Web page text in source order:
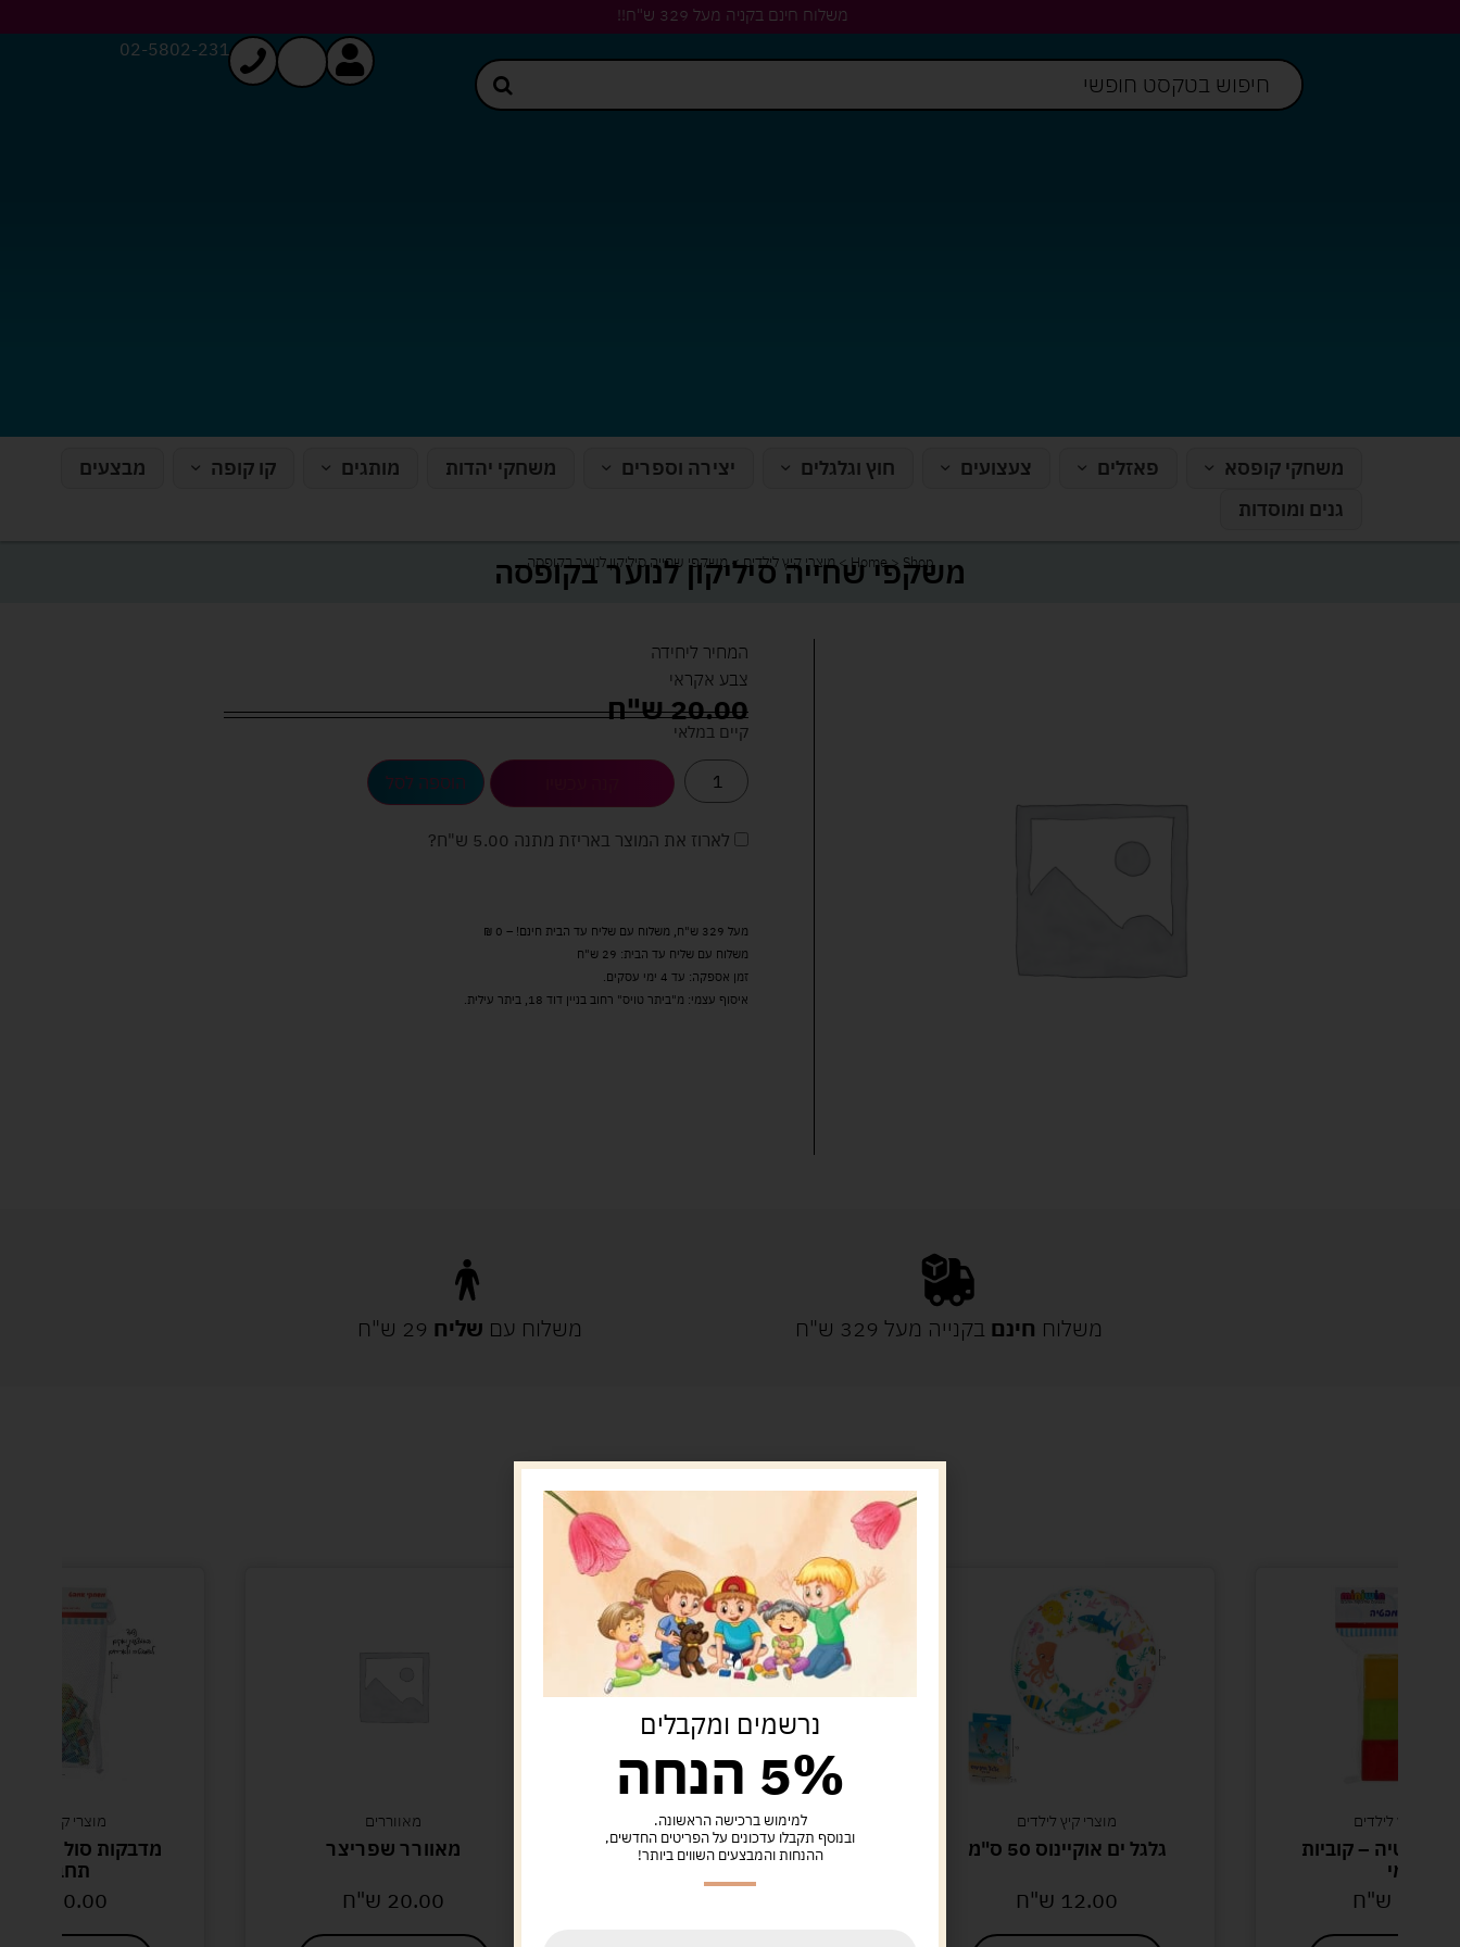
משלוח חינם בקניה מעל 329 ש"ח!!
02-5802-231
משחקי קופסא פאזלים צעצועים חוץ וגלגלים יצירה וספרים משחקי יהדות מותגים קו קופה
מבצעים
גנים ומוסדות
Home> Shop
>מוצרי קיץ לילדים>משקפי שחייה סיליקון לנוער בקופסה
משקפי שחייה סיליקון לנוער בקופסה
המחיר ליחידה
צבע אקראי
20.00ש"ח
קיים במלאי
הוספה לסל
לארוז את המוצר באריזת מתנה 5.00 ש"ח ?
מעל 329 ש"ח, משלוח עם שליח עד הבית חינם! – 0 ₪
משלוח עם שליח עד הבית: 29 ש"ח
זמן אספקה: עד 4 ימי עסקים.
איסוף עצמי: מ"ביתר טויס" רחוב בניין דוד 18, ביתר עילית.
משלוח חינם בקנייה מעל 329 ש"ח משלוח עם שליח 29 ש"ח
מוצרים קשורים
מוצרי קיץ לילדים
אמבטיה – קוביות
גומי
ש"ח
מוצרי קיץ לילדים
גלגל ים אוקיינוס 50 ס"מ
12.00 ש"ח
מוצרי קיץ לילדים
משקפי שמש ילדים
מאווררים
מאוורר שפריצר
20.00 ש"ח
מוצרי קיץ לילדים
מדבקות סול
תחבורה
20.00
נרשמים ומקבלים
5% הנחה
למימוש ברכישה הראשונה.
ובנוסף תקבלו עדכונים על הפריטים החדשים,
ההנחות והמבצעים השווים ביותר!